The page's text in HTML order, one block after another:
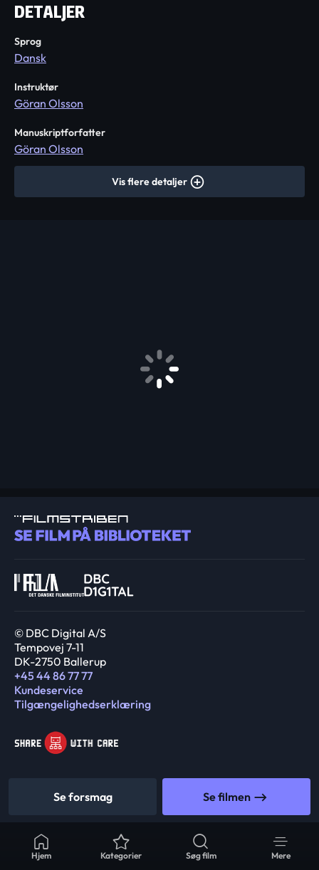
Hjem Kategorier Søg film Mere
Se forsmag Se filmen
DETALJER
Sprog
Dansk
Instruktør
Göran Olsson
Manuskriptforfatter
Göran Olsson
Vis flere detaljer
© DBC Digital A/S
Tempovej 7-11
DK-2750 Ballerup
+45 44 86 77 77
Kundeservice
Tilgængelighedserklæring